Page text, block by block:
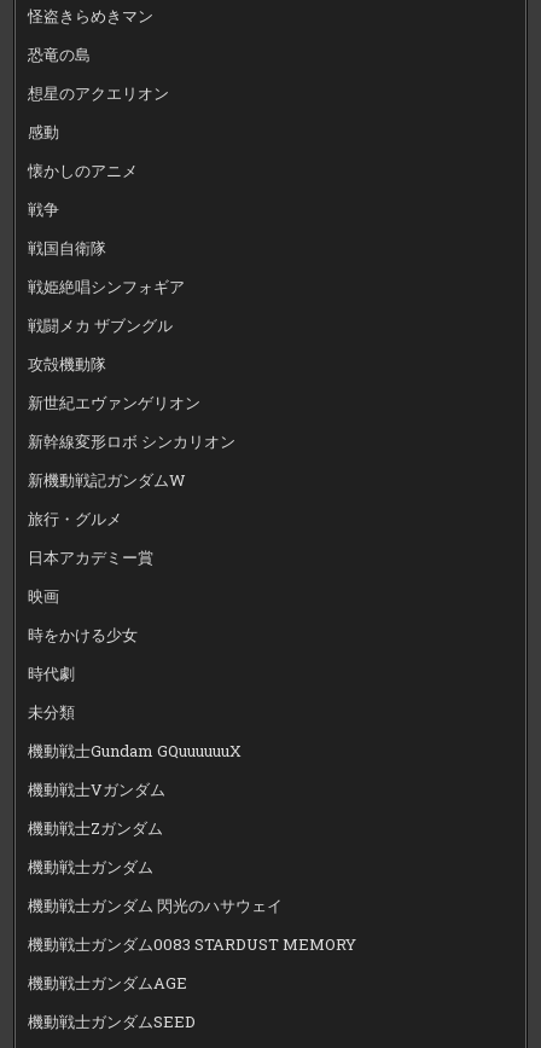
怪盗きらめきマン
恐竜の島
想星のアクエリオン
感動
懐かしのアニメ
戦争
戦国自衛隊
戦姫絶唱シンフォギア
戦闘メカ ザブングル
攻殻機動隊
新世紀エヴァンゲリオン
新幹線変形ロボ シンカリオン
新機動戦記ガンダムW
旅行・グルメ
日本アカデミー賞
映画
時をかける少女
時代劇
未分類
機動戦士Gundam GQuuuuuuX
機動戦士Vガンダム
機動戦士Zガンダム
機動戦士ガンダム
機動戦士ガンダム 閃光のハサウェイ
機動戦士ガンダム0083 STARDUST MEMORY
機動戦士ガンダムAGE
機動戦士ガンダムSEED